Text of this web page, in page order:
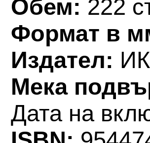
Обем: 222
Формат в
Издател:
Мека
Дата на